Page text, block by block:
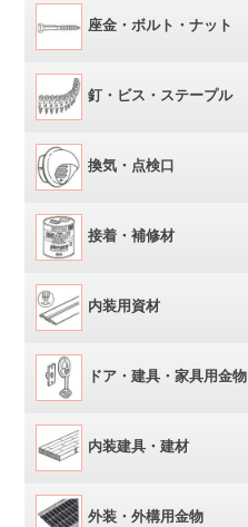
座金・ボルト・ナット
釘・ビス・ステープル
換気・点検口
接着・補修材
内装用資材
ドア・建具・家具用金物
内装建具・建材
外装・外構用金物